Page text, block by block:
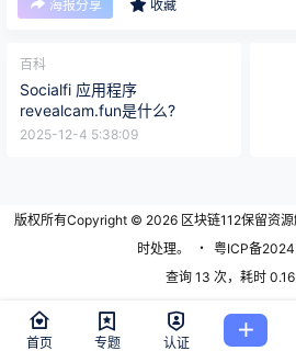
海报分享 收藏
百科
Socialfi 应用程序
revealcam.fun是什么?
2025-12-4 5:38:09
版权所有Copyright © 2026区块链112保留资
时处理。
・ 粤ICP备
查询 13 次，耗时
首页 专题 认证